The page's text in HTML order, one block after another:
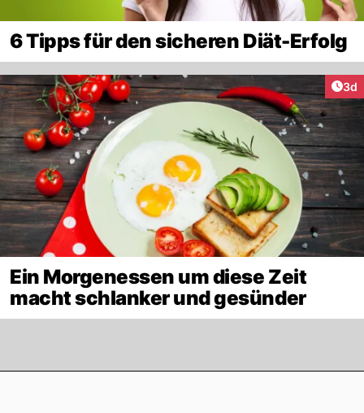
6 Tipps für den sicheren Diät-Erfolg
3d
Ein Morgenessen um diese Zeit
macht schlanker und gesünder